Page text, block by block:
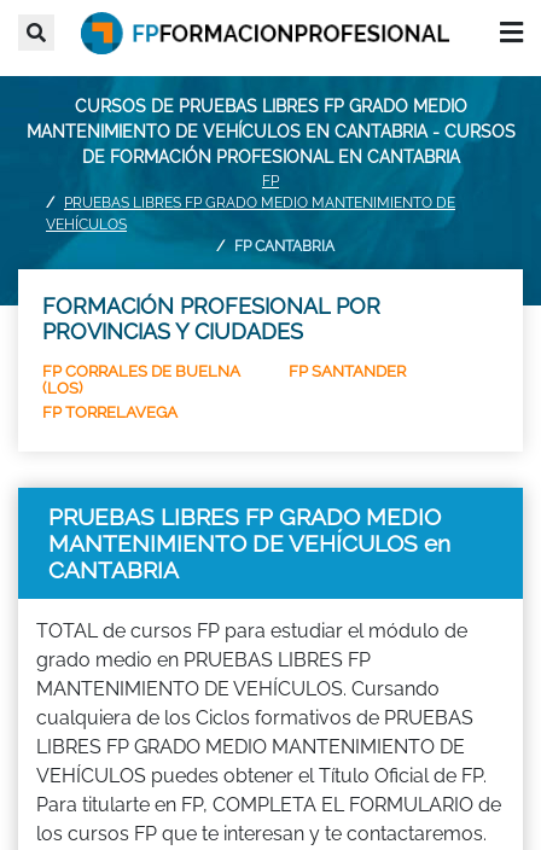
CURSOS DE PRUEBAS LIBRES FP GRADO MEDIO
MANTENIMIENTO DE VEHÍCULOS EN CANTABRIA - CURSOS
DE FORMACIÓN PROFESIONAL EN CANTABRIA
FP
PRUEBAS LIBRES FP GRADO MEDIO MANTENIMIENTO DE
VEHÍCULOS
FP CANTABRIA
FORMACIÓN PROFESIONAL POR
PROVINCIAS Y CIUDADES
FP CORRALES DE BUELNA
(LOS)
FP SANTANDER
FP TORRELAVEGA
PRUEBAS LIBRES FP GRADO MEDIO
MANTENIMIENTO DE VEHÍCULOS en
CANTABRIA
TOTAL de cursos FP para estudiar el módulo de
grado medio en PRUEBAS LIBRES FP
MANTENIMIENTO DE VEHÍCULOS. Cursando
cualquiera de los Ciclos formativos de PRUEBAS
LIBRES FP GRADO MEDIO MANTENIMIENTO DE
VEHÍCULOS puedes obtener el Título Oficial de FP.
Para titularte en FP, COMPLETA EL FORMULARIO de
los cursos FP que te interesan y te contactaremos.